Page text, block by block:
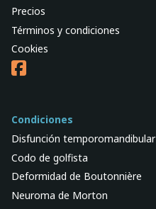
Precios
Términos y condiciones
Cookies
Condiciones
Disfunción temporomandibular
Codo de golfista
Deformidad de Boutonnière
Neuroma de Morton